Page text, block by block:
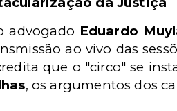
advogado Eduardo
ao vivo das
que o "circo" se
, os argumentos dos